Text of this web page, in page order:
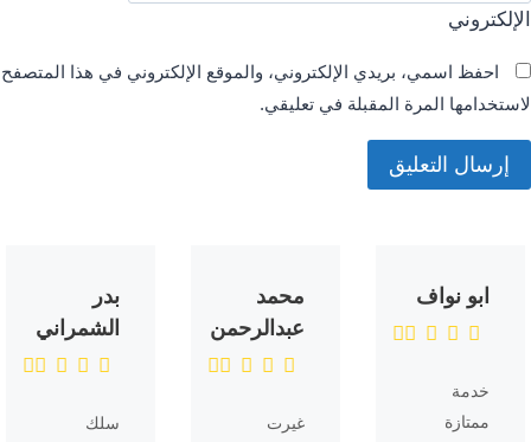
الإلكتروني
احفظ اسمي، بريدي الإلكتروني، والموقع الإلكتروني في هذا المتصفح
لاستخدامها المرة المقبلة في تعليقي.
ابو نواف
خدمة
ممتازة
محمد
عبدالرحمن
غيرت
بدر
الشمراني
سلك